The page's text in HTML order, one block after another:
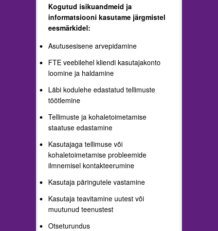
Kogutud isikuandmeid ja
informatsiooni kasutame järgmistel
eesmärkidel:
Asutusesisene arvepidamine
FTE veebilehel kliendi kasutajakonto
loomine ja haldamine
Läbi kodulehe edastatud tellimuste
töötlemine
Tellimuste ja kohaletoimetamise
staatuse edastamine
Kasutajaga tellimuse või
kohaletoimetamise probleemide
ilmnemisel kontakteerumine
Kasutaja päringutele vastamine
Kasutaja teavitamine uutest või
muutunud teenustest
Otseturundus